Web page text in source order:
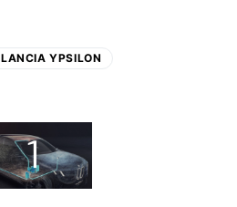
LANCIA YPSILON